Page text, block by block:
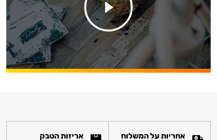
אחריות על המשלוח אריזות הטבק